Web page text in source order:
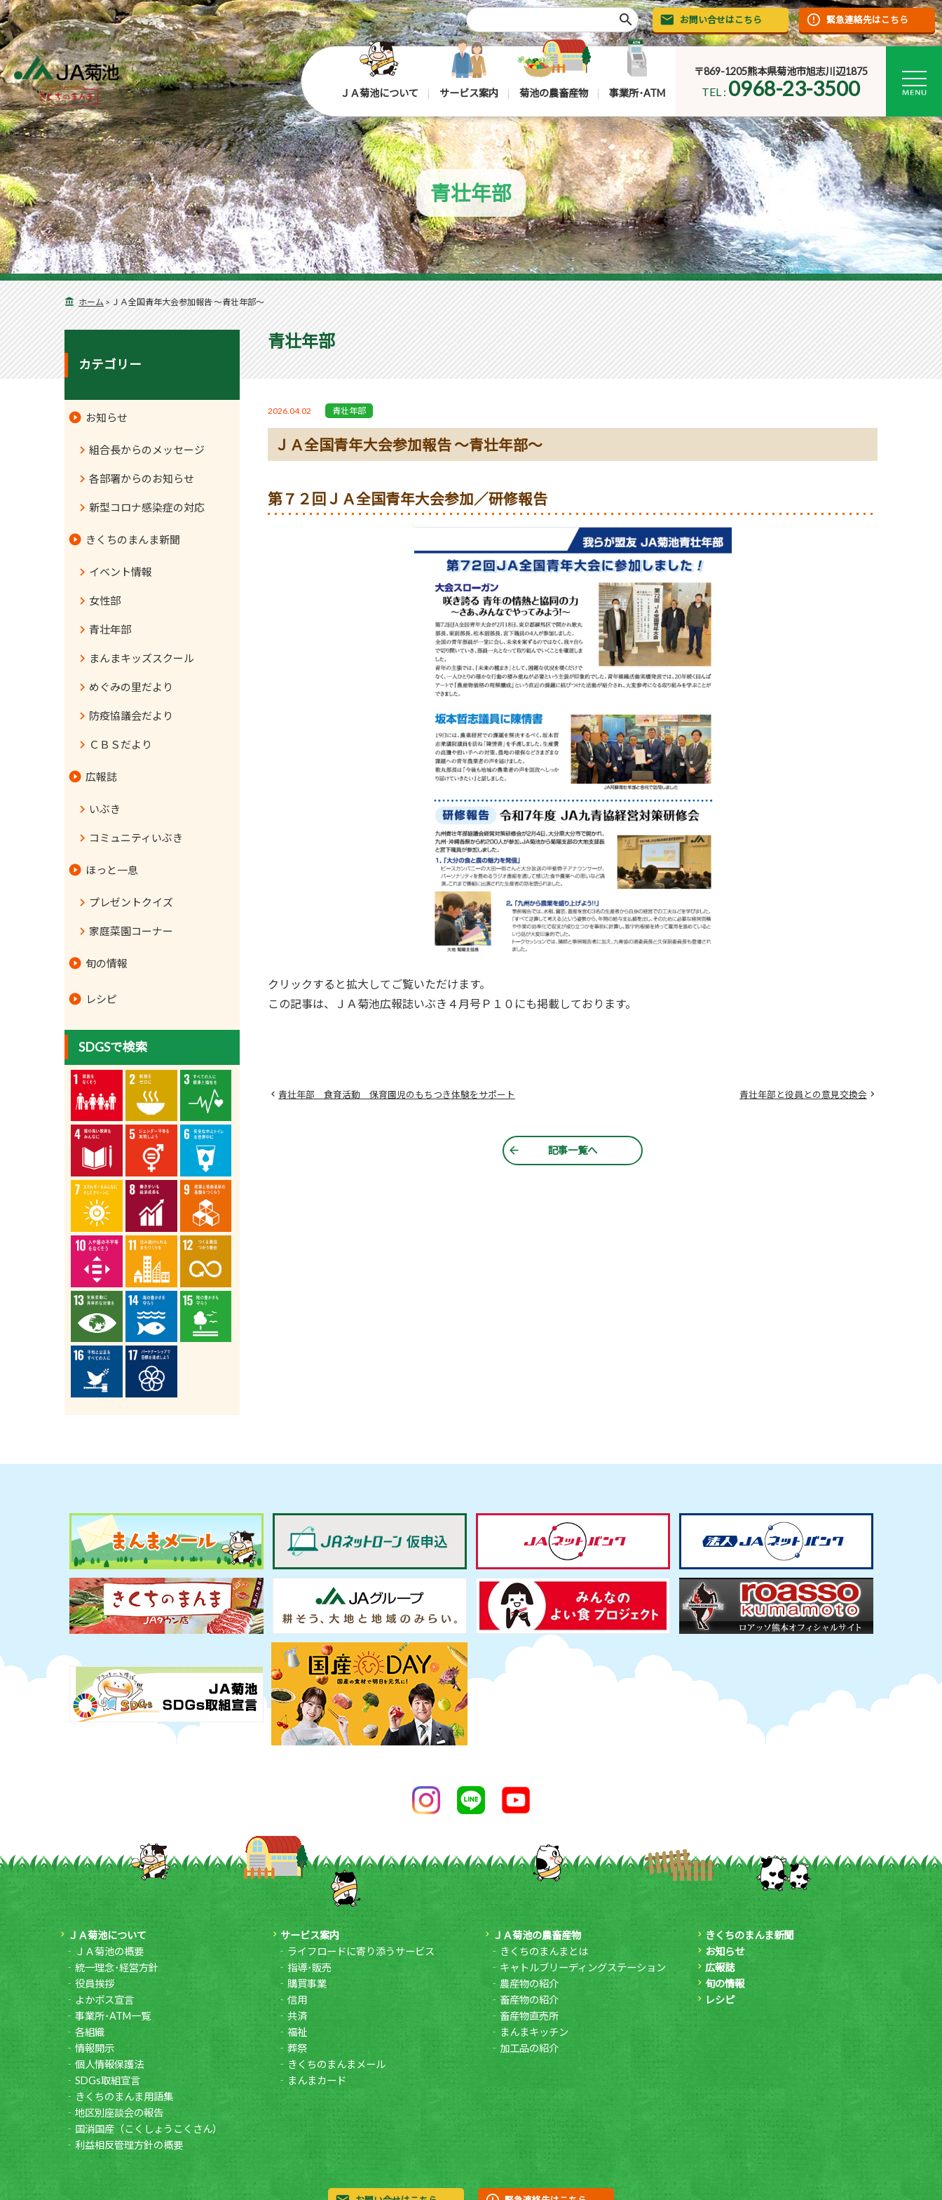
search お問い合せはこちら 緊急連絡先はこちら
ＪＡ菊池について サービス案内 菊池の農畜産物 事業所･ATM
〒869-1205熊本県菊池市旭志川辺1875
TEL : 0968-23-3500
青壮年部
ホーム > ＪＡ全国青年大会参加報告 ～青壮年部～
青壮年部
2026.04.02 青壮年部
ＪＡ全国青年大会参加報告 ～青壮年部～
第７２回ＪＡ全国青年大会参加／研修報告
クリックすると拡大してご覧いただけます。
この記事は、ＪＡ菊池広報誌いぶき４月号Ｐ１０にも掲載しております。
青壮年部 食育活動 保育園児のもちつき体験をサポート 青壮年部と役員との意見交換会
記事一覧へ
カテゴリー
お知らせ
組合長からのメッセージ
各部署からのお知らせ
新型コロナ感染症の対応
きくちのまんま新聞
イベント情報
女性部
青壮年部
まんまキッズスクール
めぐみの里だより
防疫協議会だより
ＣＢＳだより
広報誌
いぶき
コミュニティいぶき
ほっと一息
プレゼントクイズ
家庭菜園コーナー
旬の情報
レシピ
SDGSで検索
ＪＡ菊池について
ＪＡ菊池の概要
統一理念･経営方針
役員挨拶
よかボス宣言
事業所･ATM一覧
各組織
情報開示
個人情報保護法
SDGs取組宣言
きくちのまんま用語集
地区別座談会の報告
国消国産（こくしょうこくさん）
利益相反管理方針の概要
サービス案内
ライフロードに寄り添うサービス
指導･販売
購買事業
信用
共済
福祉
葬祭
きくちのまんまメール
まんまカード
ＪＡ菊池の農畜産物
きくちのまんまとは
キャトルブリーディングステーション
農産物の紹介
畜産物の紹介
畜産物直売所
まんまキッチン
加工品の紹介
きくちのまんま新聞
お知らせ
広報誌
旬の情報
レシピ